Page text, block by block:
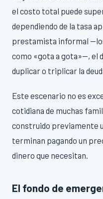
el costo total puede
dependiendo de la tasa
prestamista informal
como «gota a gota»—, el
duplicar o triplicar la
Este escenario no es
cotidiana de muchas
construido previamente
terminan pagando un
dinero que necesitan.
El fondo de